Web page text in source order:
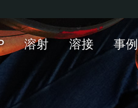
た鉄工所
溶射 溶接 事